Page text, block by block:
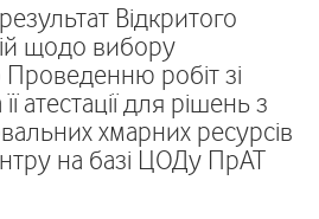
Відкритого
щодо вибору
робіт зі
атестації для рішень з
хмарних ресурсів
на базі ЦОДу ПрАТ